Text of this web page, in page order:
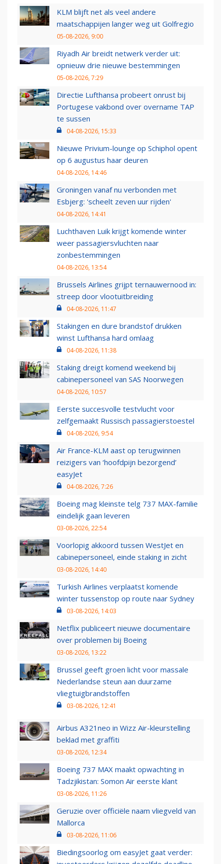
KLM blijft net als veel andere
maatschappijen langer weg uit Golfregio
05-08-2026, 9:00
Riyadh Air breidt netwerk verder uit:
opnieuw drie nieuwe bestemmingen
05-08-2026, 7:29
Directie Lufthansa probeert onrust bij
Portugese vakbond over overname TAP
te sussen
04-08-2026, 15:33
Nieuwe Privium-lounge op Schiphol opent
op 6 augustus haar deuren
04-08-2026, 14:46
Groningen vanaf nu verbonden met
Esbjerg: 'scheelt zeven uur rijden'
04-08-2026, 14:41
Luchthaven Luik krijgt komende winter
weer passagiersvluchten naar
zonbestemmingen
04-08-2026, 13:54
Brussels Airlines grijpt ternauwernood in:
streep door vlootuitbreiding
04-08-2026, 11:47
Stakingen en dure brandstof drukken
winst Lufthansa hard omlaag
04-08-2026, 11:38
Staking dreigt komend weekend bij
cabinepersoneel van SAS Noorwegen
04-08-2026, 10:57
Eerste succesvolle testvlucht voor
zelfgemaakt Russisch passagierstoestel
04-08-2026, 9:54
Air France-KLM aast op terugwinnen
reizigers van ‘hoofdpijn bezorgend’
easyJet
04-08-2026, 7:26
Boeing mag kleinste telg 737 MAX-familie
eindelijk gaan leveren
03-08-2026, 22:54
Voorlopig akkoord tussen WestJet en
cabinepersoneel, einde staking in zicht
03-08-2026, 14:40
Turkish Airlines verplaatst komende
winter tussenstop op route naar Sydney
03-08-2026, 14:03
Netflix publiceert nieuwe documentaire
over problemen bij Boeing
03-08-2026, 13:22
Brussel geeft groen licht voor massale
Nederlandse steun aan duurzame
vliegtuigbrandstoffen
03-08-2026, 12:41
Airbus A321neo in Wizz Air-kleurstelling
beklad met graffiti
03-08-2026, 12:34
Boeing 737 MAX maakt opwachting in
Tadzjikistan: Somon Air eerste klant
03-08-2026, 11:26
Geruzie over officiële naam vliegveld van
Mallorca
03-08-2026, 11:06
Biedingsoorlog om easyJet gaat verder: